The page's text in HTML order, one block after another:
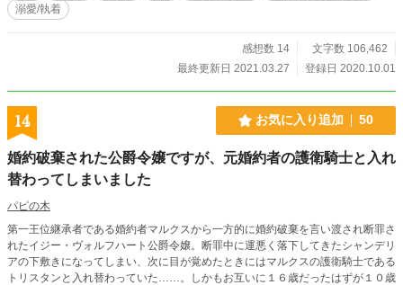
溺愛/執着
感想数 14
文字数 106,462
最終更新日 2021.03.27
登録日 2020.10.01
14 お気に入り追加 50
婚約破棄された公爵令嬢ですが、元婚約者の護衛騎士と入れ
替わってしまいました
パピの木
第一王位継承者である婚約者マルクスから一方的に婚約破棄を言い渡され断罪さ
れたイジー・ヴォルフハート公爵令嬢。断罪中に運悪く落下してきたシャンデリ
アの下敷きになってしまい、次に目が覚めたときにはマルクスの護衛騎士である
トリスタンと入れ替わっていた……。しかもお互いに１６歳だったはずが１０歳